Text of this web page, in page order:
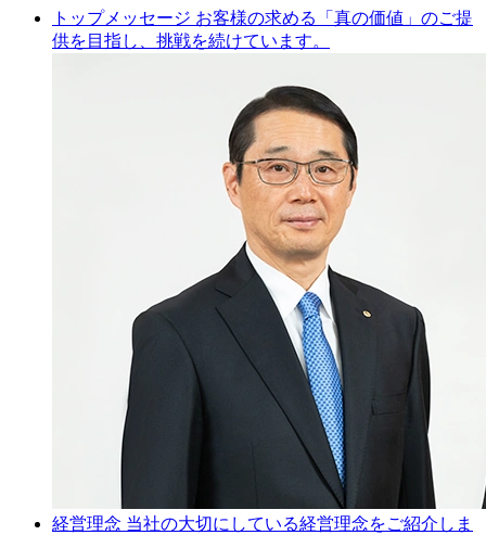
トップメッセージ お客様の求める「真の価値」のご提
供を目指し、挑戦を続けています。
経営理念 当社の大切にしている経営理念をご紹介しま